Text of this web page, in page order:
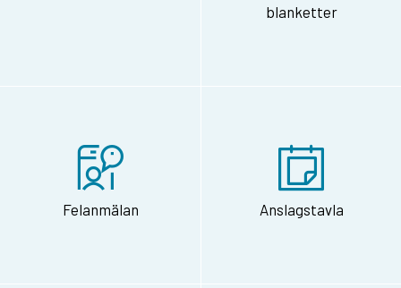
blanketter
Felanmälan Anslagstavla